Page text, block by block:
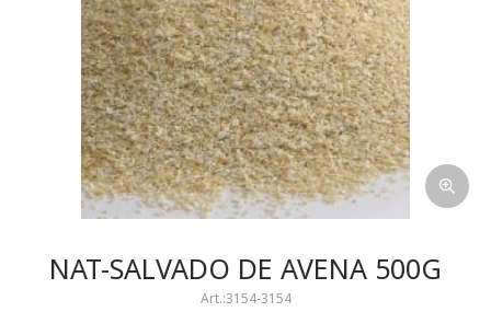
NAT-SALVADO DE AVENA 500G
3154-3154